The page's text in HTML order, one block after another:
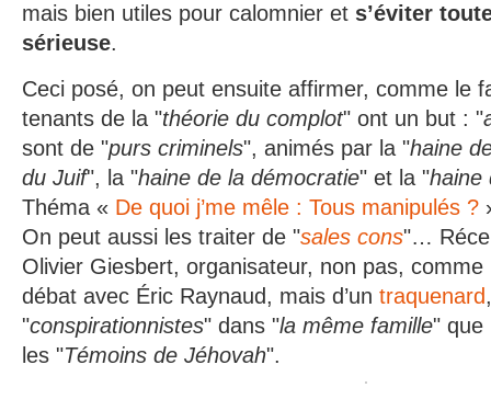
mais bien utiles pour calomnier et s’éviter
sérieuse.
Ceci posé, on peut ensuite affirmer, comme le
tenants de la "théorie du complot" ont un but : "
sont de "purs criminels", animés par la "haine
du Juif", la "haine de la démocratie" et la "haine
Théma « De quoi j’me mêle : Tous manipulés ?
On peut aussi les traiter de "sales cons"…
Olivier Giesbert, organisateur, non pas, comme
débat avec Éric Raynaud, mais d’un traquenard
"conspirationnistes" dans "la même famille" que
les "Témoins de Jéhovah".